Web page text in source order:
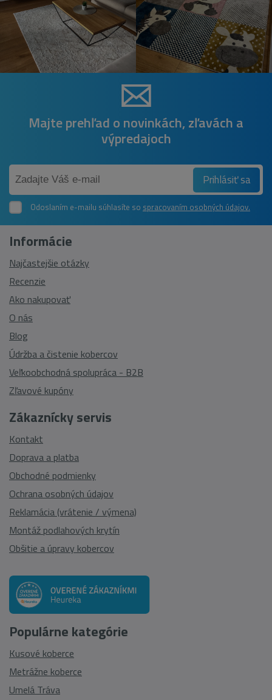
Majte prehľad o novinkách, zľavách a
výpredajoch
Prihlásiť sa
Odoslaním e-mailu súhlasíte so spracovaním osobných údajov.
Zákaznícky servis
Kontakt
Doprava a platba
Obchodné podmienky
Ochrana osobných údajov
Reklamácia (vrátenie / výmena)
Montáž podlahových krytín
Obšitie a úpravy kobercov
Informácie
Najčastejšie otázky
Recenzie
Ako nakupovať
O nás
Blog
Údržba a čistenie kobercov
Veľkoobchodná spolupráca - B2B
Zľavové kupóny
Populárne kategórie
Kusové koberce
Metrážne koberce
Umelá Tráva